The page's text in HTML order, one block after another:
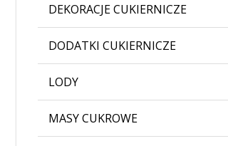
DEKORACJE CUKIERNICZE
DODATKI CUKIERNICZE
LODY
MASY CUKROWE